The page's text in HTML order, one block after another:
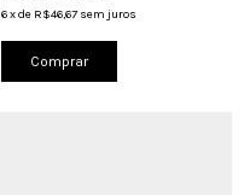
6 xde R$46,67 sem juros
Comprar